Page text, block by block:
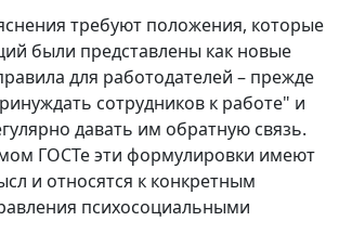
требуют положения, которые
были представлены как новые
для работодателей – прежде
сотрудников к работе" и
давать им обратную связь.
ГОСТе эти формулировки имеют
и относятся к конкретным
психосоциальными